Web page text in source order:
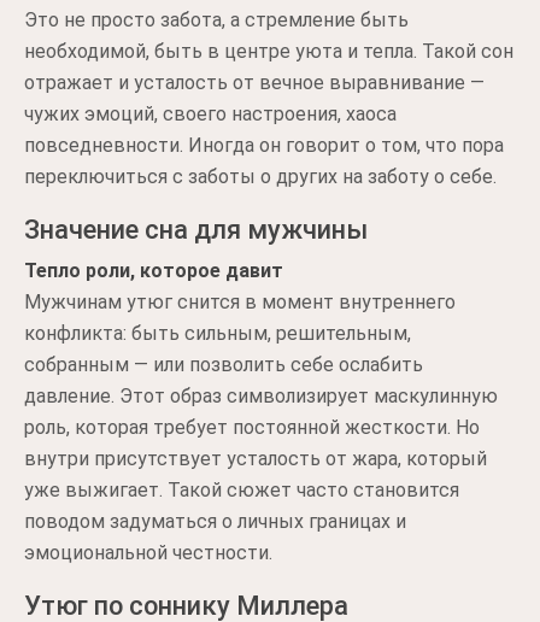
Это не просто забота, а стремление быть
необходимой, быть в центре уюта и тепла. Такой сон
отражает и усталость от вечное выравнивание —
чужих эмоций, своего настроения, хаоса
повседневности. Иногда он говорит о том, что пора
переключиться с заботы о других на заботу о себе.
Значение сна для мужчины
Тепло роли, которое давит
Мужчинам утюг снится в момент внутреннего
конфликта: быть сильным, решительным,
собранным — или позволить себе ослабить
давление. Этот образ символизирует маскулинную
роль, которая требует постоянной жесткости. Но
внутри присутствует усталость от жара, который
уже выжигает. Такой сюжет часто становится
поводом задуматься о личных границах и
эмоциональной честности.
Утюг по соннику Миллера